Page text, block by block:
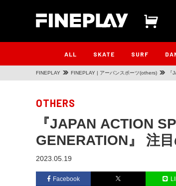
ALL SKATE SURF
FINEPLAY FINEPLAY | アーバンスポーツ(others) 『
OTHERS
『JAPAN ACTION
GENERATION』 注
2023.05.19
Facebook